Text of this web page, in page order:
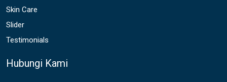
Skin Care
Slider
Testimonials
Hubungi Kami